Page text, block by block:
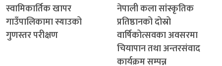
स्वामिकार्तिक खापर
गाउँपालिकामा स्याउको
गुणस्तर परीक्षण
नेपाली कला सांस्कृतिक
प्रतिष्ठानको दोस्रो
वार्षिकोत्सवका अवसरमा
चियापान तथा अन्तरसंवाद
कार्यक्रम सम्पन्न